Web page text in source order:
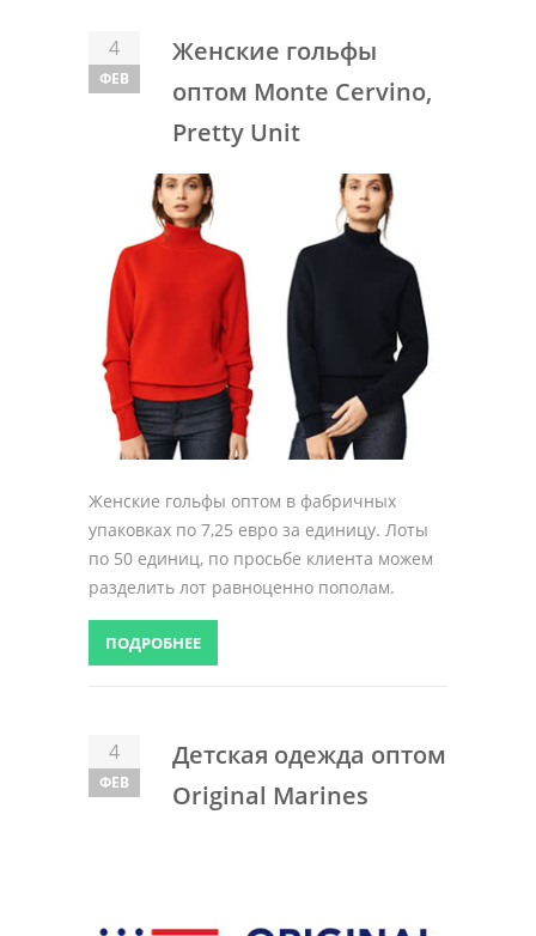
4
ФЕВ
Женские гольфы
оптом Monte Cervino,
Pretty Unit
Женские гольфы оптом в фабричных
упаковках по 7,25 евро за единицу. Лоты
по 50 единиц, по просьбе клиента можем
разделить лот равноценно пополам.
ПОДРОБНЕЕ
4
ФЕВ
Детская одежда оптом
Original Marines